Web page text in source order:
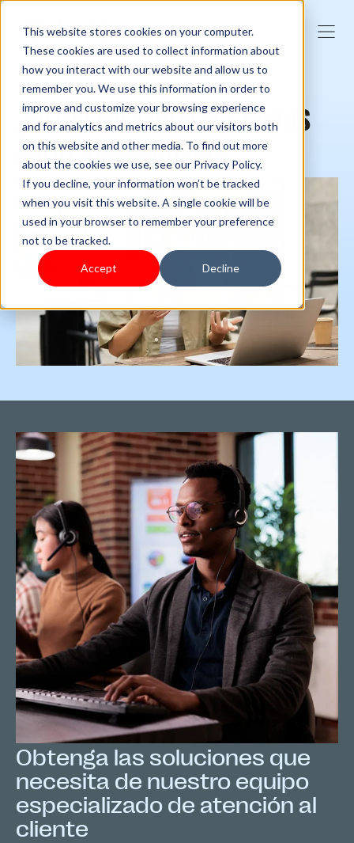
This website stores cookies on your computer.
These cookies are used to collect information about
how you interact with our website and allow us to
remember you. We use this information in order to
improve and customize your browsing experience
and for analytics and metrics about our visitors both
on this website and other media. To find out more
about the cookies we use, see our Privacy Policy.
If you decline, your information won’t be tracked
when you visit this website. A single cookie will be
used in your browser to remember your preference
not to be tracked.
Accept Decline
¿NECESITA AYUDA? ESTAMOS
AQUÍ PARA AYUDARLE
Obtenga las soluciones que
necesita de nuestro equipo
especializado de atención al
cliente